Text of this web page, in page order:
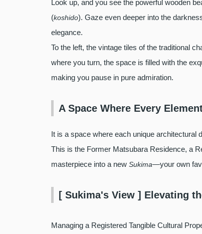
Look up, and you see the powerful wooden
(koshido). Gaze even deeper into the
elegance.
To the left, the vintage tiles of the traditional
where you turn, the space is filled with the
making you pause in pure admiration.
A Space Where Every
It is a space where each unique architectural
This is the Former Matsubara Residence, a
masterpiece into a new Sukima—your own
[ Sukima's View ] Elevating
Managing a Registered Tangible Cultural